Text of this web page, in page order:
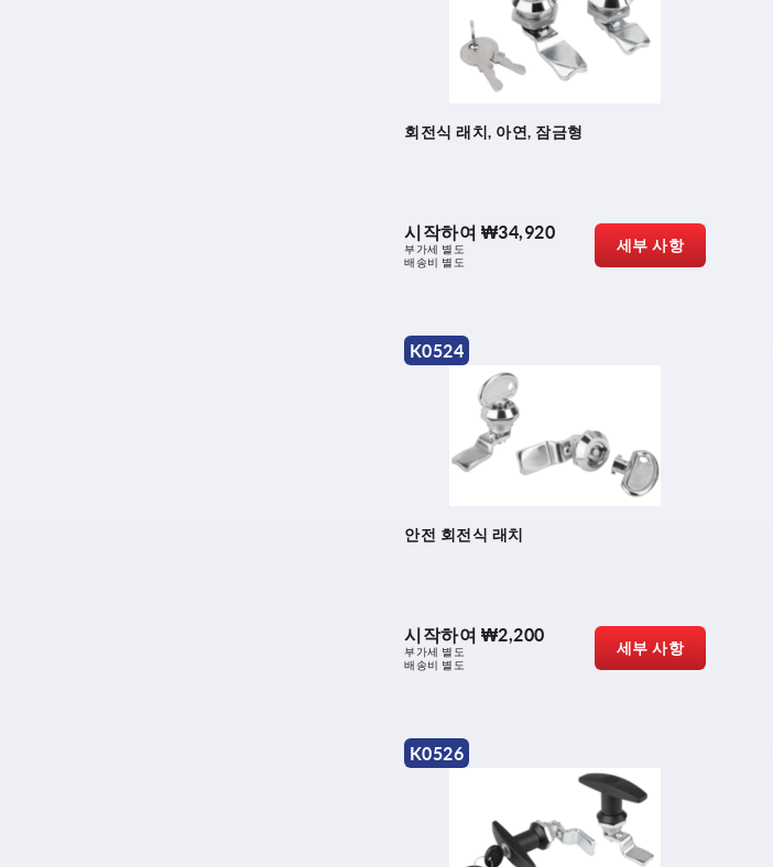
회전식 래치, 아연, 잠금형
시작하여 ₩34,920
부가세 별도
배송비 별도
세부 사항
K0524
안전 회전식 래치
시작하여 ₩2,200
부가세 별도
배송비 별도
세부 사항
K0526